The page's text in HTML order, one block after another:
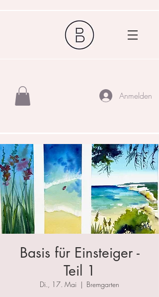
Anmelden
Basis für Einsteiger -
Teil 1
Di., 17. Mai
  |
Bremgarten